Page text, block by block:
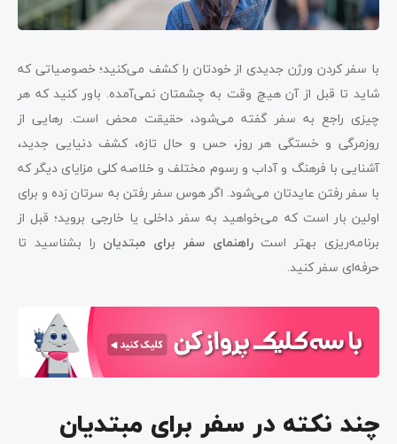
با سفر کردن ورژن جدیدی از خودتان را کشف می‌کنید؛ خصوصیاتی که
شاید تا قبل از آن هیچ وقت به چشمتان نمی‌آمده. باور کنید که هر
چیزی راجع به سفر گفته می‌شود، حقیقت محض است. رهایی از
روزمرگی و خستگی هر روز، حس و حال تازه، کشف دنیایی جدید،
آشنایی با فرهنگ و آداب و رسوم مختلف و خلاصه کلی مزایای دیگر که
با سفر رفتن عایدتان می‌شود. اگر هوس سفر رفتن به سرتان زده و برای
اولین بار است که می‌خواهید به سفر داخلی یا خارجی بروید؛ قبل از
برنامه‌ریزی بهتر استراهنمای سفر برای مبتدیان را بشناسید تا
حرفه‌ای سفر کنید.
چند نکته در سفر برای مبتدیان